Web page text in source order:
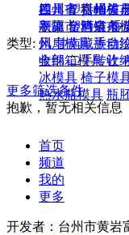
模具 塑料桶模
衣架 塑料链条
风扇模具 手动
收纳箱模具 收
冰模具 椅子模
热水瓶模具 瓶
四川省 贵州省
新疆 台湾省 香
兰州市 嘉峪关
平凉市 酒泉市
州 甘南藏族自
类型:
全部 二手转让
更多筛选条件
抱歉，暂无相关信息
首页
频道
我的
更多
开发者：台州市黄岩